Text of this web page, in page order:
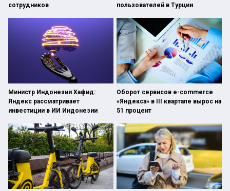
сотрудников
пользователей в Турции
Министр Индонезии Хафид:
Яндекс рассматривает
инвестиции в ИИ Индонезии
Оборот сервисов e-commerce
«Яндекса» в III квартале вырос на
51 процент